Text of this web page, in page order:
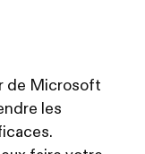
de Microsoft
les